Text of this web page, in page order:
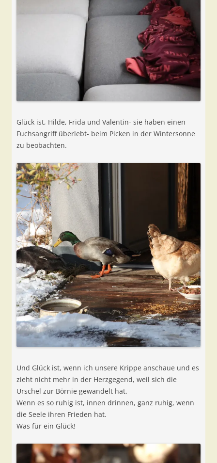
Glück ist, Hilde, Frida und Valentin- sie haben einen
Fuchsangriff überlebt- beim Picken in der Wintersonne
zu beobachten.
Und Glück ist, wenn ich unsere Krippe anschaue und es
zieht nicht mehr in der Herzgegend, weil sich die
Urschel zur Börnie gewandelt hat.
Wenn es so ruhig ist, innen drinnen, ganz ruhig, wenn
die Seele ihren Frieden hat.
Was für ein Glück!